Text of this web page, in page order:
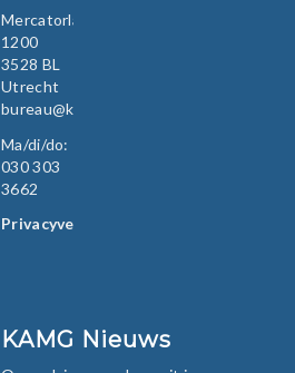
Mercatorlaan
1200
3528 BL
Utrecht
bureau@kamg.nl
Ma/di/do:
030 303
3662
Privacyverklaring
KAMG Nieuws